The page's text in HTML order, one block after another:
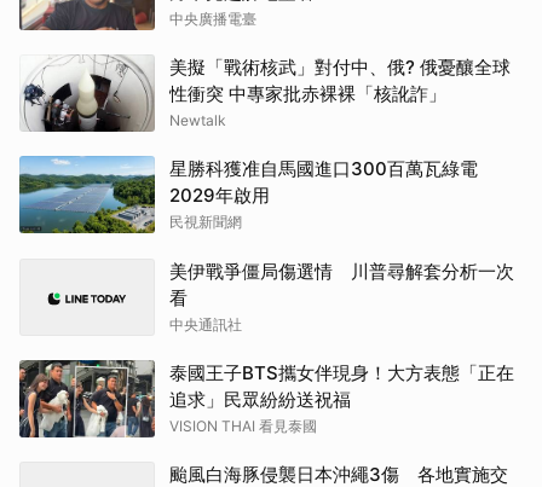
中央廣播電臺
美擬「戰術核武」對付中、俄? 俄憂釀全球
性衝突 中專家批赤裸裸「核訛詐」
Newtalk
星勝科獲准自馬國進口300百萬瓦綠電
2029年啟用
民視新聞網
美伊戰爭僵局傷選情 川普尋解套分析一次
看
中央通訊社
泰國王子BTS攜女伴現身！大方表態「正在
追求」民眾紛紛送祝福
VISION THAI 看見泰國
颱風白海豚侵襲日本沖繩3傷 各地實施交